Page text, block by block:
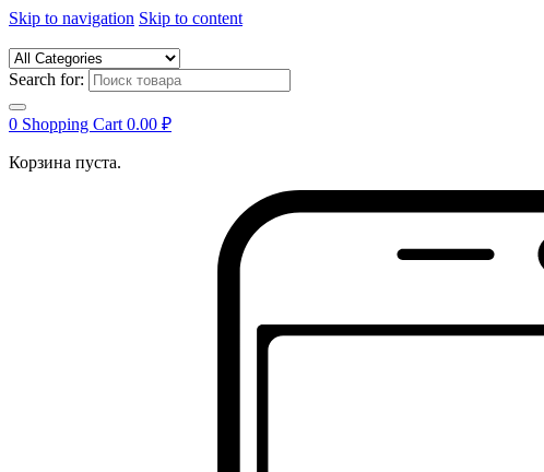
Skip to navigation Skip to content
Search for:
0 Shopping Cart 0.00 ₽
Корзина пуста.